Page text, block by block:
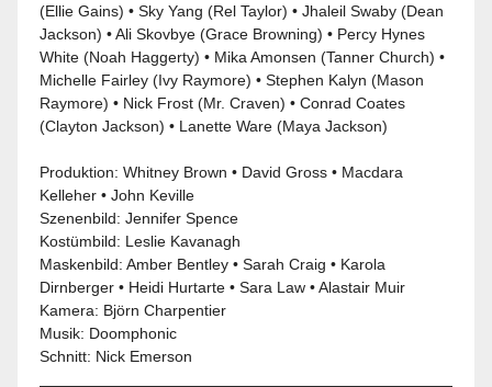
(Ellie Gains) • Sky Yang (Rel Taylor) • Jhaleil Swaby (Dean
Jackson) • Ali Skovbye (Grace Browning) • Percy Hynes
White (Noah Haggerty) • Mika Amonsen (Tanner Church) •
Michelle Fairley (Ivy Raymore) • Stephen Kalyn (Mason
Raymore) • Nick Frost (Mr. Craven) • Conrad Coates
(Clayton Jackson) • Lanette Ware (Maya Jackson)
Produktion: Whitney Brown • David Gross • Macdara
Kelleher • John Keville
Szenenbild: Jennifer Spence
Kostümbild: Leslie Kavanagh
Maskenbild: Amber Bentley • Sarah Craig • Karola
Dirnberger • Heidi Hurtarte • Sara Law • Alastair Muir
Kamera: Björn Charpentier
Musik: Doomphonic
Schnitt: Nick Emerson